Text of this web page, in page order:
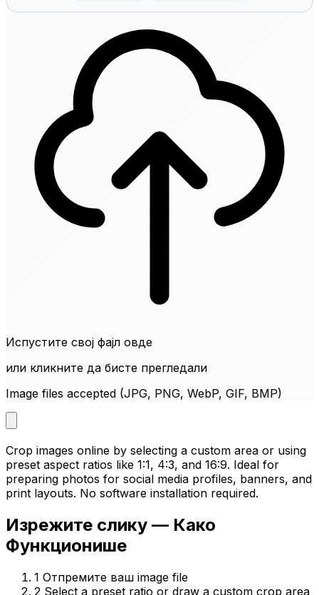
Испустите свој фајл овде
или кликните да бисте прегледали
Image files accepted (JPG, PNG, WebP, GIF, BMP)
Crop images online by selecting a custom area or using
preset aspect ratios like 1:1, 4:3, and 16:9. Ideal for
preparing photos for social media profiles, banners, and
print layouts. No software installation required.
Изрежите слику — Како
Функционише
1 Отпремите ваш image file
2 Select a preset ratio or draw a custom crop area